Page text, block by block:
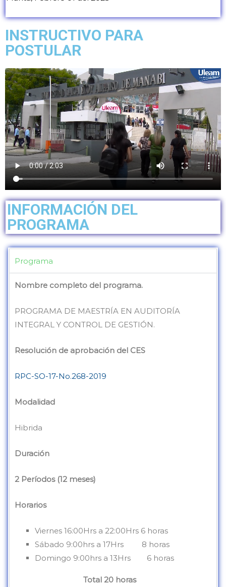
INSTRUCTIVO PARA
POSTULAR
INFORMACIÓN DEL
PROGRAMA
Programa
Nombre completo del programa.
PROGRAMA DE MAESTRÍA EN AUDITORÍA
INTEGRAL Y CONTROL DE GESTIÓN.
Resolución de aprobación del CES
RPC-SO-17-No.268-2019
Modalidad
Hibrida
Duración
2 Períodos (12 meses)
Horarios
Viernes 16:00Hrs a 22:00Hrs 6 horas
Sábado 9:00hrs a 17Hrs 8 horas
Domingo 9:00hrs a 13Hrs 6 horas
Total 20 horas